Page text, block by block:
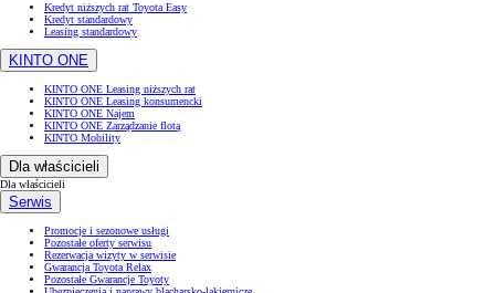
Kredyt niższych rat Toyota Easy
Kredyt standardowy
Leasing standardowy
KINTO ONE
KINTO ONE Leasing niższych rat
KINTO ONE Leasing konsumencki
KINTO ONE Najem
KINTO ONE Zarządzanie flotą
KINTO Mobility
Dla właścicieli
Dla właścicieli
Serwis
Promocje i sezonowe usługi
Pozostałe oferty serwisu
Rezerwacja wizyty w serwisie
Gwarancja Toyota Relax
Pozostałe Gwarancje Toyoty